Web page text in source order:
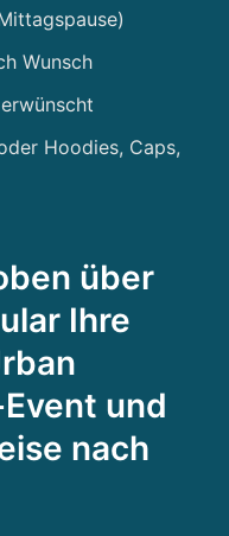
Wunsch
Hoodies, Caps,
über
Ihre
und
nach